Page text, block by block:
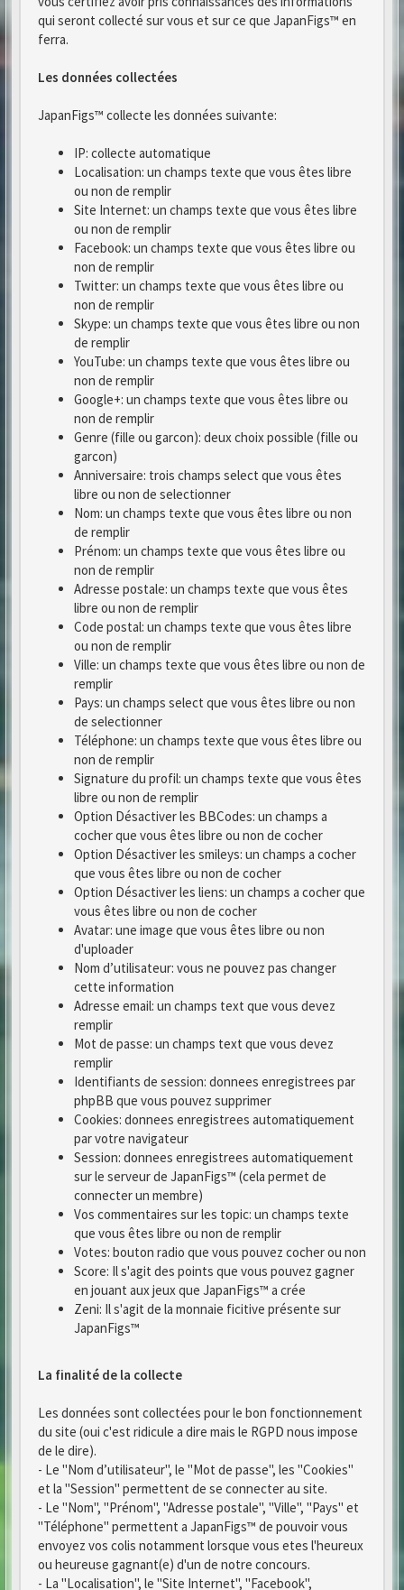
qui seront collecté sur vous et sur ce que JapanFigs™ en
ferra.
Les données collectées
JapanFigs™ collecte les données suivante:
IP: collecte automatique
Localisation: un champs texte que vous êtes libre
ou non de remplir
Site Internet: un champs texte que vous êtes libre
ou non de remplir
Facebook: un champs texte que vous êtes libre ou
non de remplir
Twitter: un champs texte que vous êtes libre ou
non de remplir
Skype: un champs texte que vous êtes libre ou non
de remplir
YouTube: un champs texte que vous êtes libre ou
non de remplir
Google+: un champs texte que vous êtes libre ou
non de remplir
Genre (fille ou garcon): deux choix possible (fille ou
garcon)
Anniversaire: trois champs select que vous êtes
libre ou non de selectionner
Nom: un champs texte que vous êtes libre ou non
de remplir
Prénom: un champs texte que vous êtes libre ou
non de remplir
Adresse postale: un champs texte que vous êtes
libre ou non de remplir
Code postal: un champs texte que vous êtes libre
ou non de remplir
Ville: un champs texte que vous êtes libre ou non de
remplir
Pays: un champs select que vous êtes libre ou non
de selectionner
Téléphone: un champs texte que vous êtes libre ou
non de remplir
Signature du profil: un champs texte que vous êtes
libre ou non de remplir
Option Désactiver les BBCodes: un champs a
cocher que vous êtes libre ou non de cocher
Option Désactiver les smileys: un champs a cocher
que vous êtes libre ou non de cocher
Option Désactiver les liens: un champs a cocher que
vous êtes libre ou non de cocher
Avatar: une image que vous êtes libre ou non
d'uploader
Nom d’utilisateur: vous ne pouvez pas changer
cette information
Adresse email: un champs text que vous devez
remplir
Mot de passe: un champs text que vous devez
remplir
Identifiants de session: donnees enregistrees par
phpBB que vous pouvez supprimer
Cookies: donnees enregistrees automatiquement
par votre navigateur
Session: donnees enregistrees automatiquement
sur le serveur de JapanFigs™ (cela permet de
connecter un membre)
Vos commentaires sur les topic: un champs texte
que vous êtes libre ou non de remplir
Votes: bouton radio que vous pouvez cocher ou non
Score: Il s'agit des points que vous pouvez gagner
en jouant aux jeux que JapanFigs™ a crée
Zeni: Il s'agit de la monnaie ficitive présente sur
JapanFigs™
La finalité de la collecte
Les données sont collectées pour le bon fonctionnement
du site (oui c'est ridicule a dire mais le RGPD nous impose
de le dire).
- Le "Nom d’utilisateur", le "Mot de passe", les "Cookies"
et la "Session" permettent de se connecter au site.
- Le "Nom", "Prénom", "Adresse postale", "Ville", "Pays" et
"Téléphone" permettent a JapanFigs™ de pouvoir vous
envoyez vos colis notamment lorsque vous etes l'heureux
ou heureuse gagnant(e) d'un de notre concours.
- La "Localisation", le "Site Internet", "Facebook",